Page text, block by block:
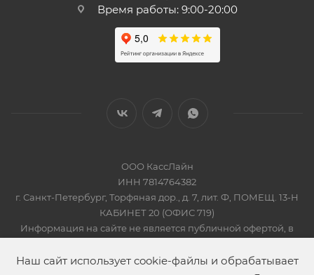
Время работы: 9:00-20:00
ООО КассЛайн
ИНН 7814764382
г. Санкт-Петербург, Торфяная дор., д. 7, лит. Ф, ПОМЕЩ. 13-Н
КАБИНЕТ 20 (ОФИС 719)
Информация на сайте не является публичной офертой, в
2019-2026 © КАССЛАЙН
Наш сайт использует cookie-файлы и обрабатывает